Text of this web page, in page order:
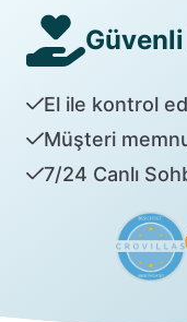
El ile kontrol
Müşteri
7/24 Canlı